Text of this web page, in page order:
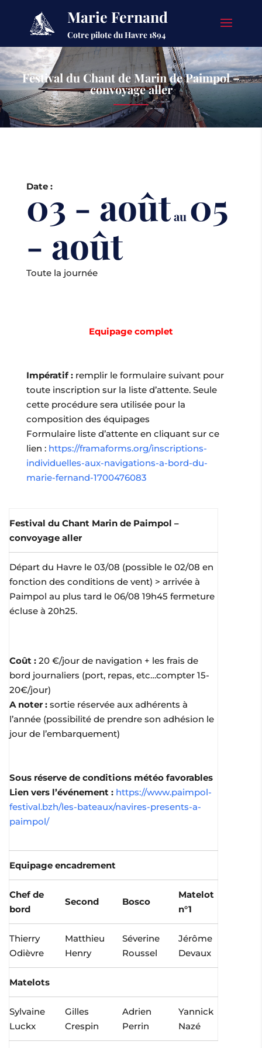
Marie Fernand
Cotre pilote du Havre 1894
Festival du Chant de Marin de Paimpol –
convoyage aller
Date :
03 - aoûtau 05
- août
Toute la journée
Equipage complet
Impératif :remplir le formulaire suivant pour
toute inscription sur la liste d’attente. Seule
cette procédure sera utilisée pour la
composition des équipages
Formulaire liste d’attente en cliquant sur ce
lien : https://framaforms.org/inscriptions-
individuelles-aux-navigations-a-bord-du-
marie-fernand-1700476083
Festival du Chant Marin de Paimpol –
convoyage aller
Départ du Havre le 03/08 (possible le 02/08 en
fonction des conditions de vent) > arrivée à
Paimpol au plus tard le 06/08 19h45 fermeture
écluse à 20h25.
Coût : 20 €/jour de navigation + les frais de
bord journaliers (port, repas, etc…compter 15-
20€/jour)
A noter : sortie réservée aux adhérents à
l’année (possibilité de prendre son adhésion le
jour de l’embarquement)
Sous réserve de conditions météo favorables
Lien vers l’événement : https://www.paimpol-
festival.bzh/les-bateaux/navires-presents-a-
paimpol/
Equipage encadrement
Chef de
bord
Second Bosco
Matelot
n°1
Thierry
Odièvre
Matthieu
Henry
Séverine
Roussel
Jérôme
Devaux
Matelots
Sylvaine
Luckx
Gilles
Crespin
Adrien
Perrin
Yannick
Nazé